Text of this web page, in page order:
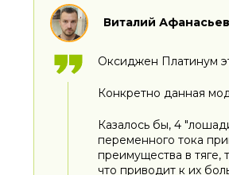
Виталий Афанасьев
Оксиджен Платинум
Конкретно данная
Казалось бы, 4
переменного тока
преимущества в тяге,
что приводит к их